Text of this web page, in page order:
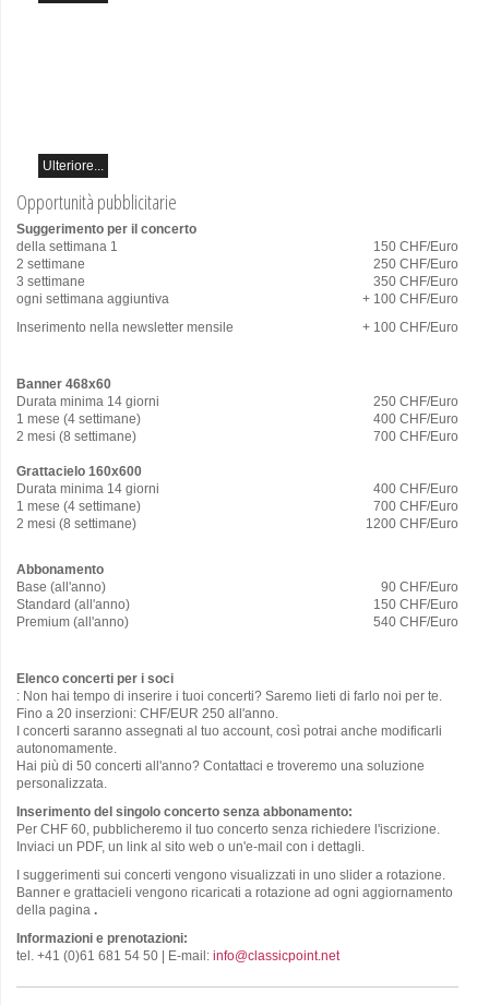
Ulteriore...
Opportunità pubblicitarie
Suggerimento per il concerto
della settimana 1
150 CHF/Euro
2 settimane
250 CHF/Euro
3 settimane
350 CHF/Euro
ogni settimana aggiuntiva
+ 100 CHF/Euro
Inserimento nella newsletter mensile
+ 100 CHF/Euro
Banner 468x60
Durata minima 14 giorni
250 CHF/Euro
1 mese (4 settimane)
400 CHF/Euro
2 mesi (8 settimane)
700 CHF/Euro
Grattacielo 160x600
Durata minima 14 giorni
400 CHF/Euro
1 mese (4 settimane)
700 CHF/Euro
2 mesi (8 settimane)
1200 CHF/Euro
Abbonamento
Base (all'anno)
Standard (all'anno)
Premium (all'anno)
90 CHF/Euro
150 CHF/Euro
540 CHF/Euro
Elenco concerti per i soci
: Non hai tempo di inserire i tuoi concerti? Saremo lieti di farlo noi per te.
Fino a 20 inserzioni: CHF/EUR 250 all'anno.
I concerti saranno assegnati al tuo account, così potrai anche modificarli
autonomamente.
Hai più di 50 concerti all'anno? Contattaci e troveremo una soluzione
personalizzata.
Inserimento del singolo concerto senza abbonamento:
Per CHF 60, pubblicheremo il tuo concerto senza richiedere l'iscrizione.
Inviaci un PDF, un link al sito web o un'e-mail con i dettagli.
I suggerimenti sui concerti vengono visualizzati in uno slider a rotazione.
Banner e grattacieli vengono ricaricati a rotazione ad ogni aggiornamento
della pagina .
Informazioni e prenotazioni:
tel. +41 (0)61 681 54 50 | E-mail: info@classicpoint.net